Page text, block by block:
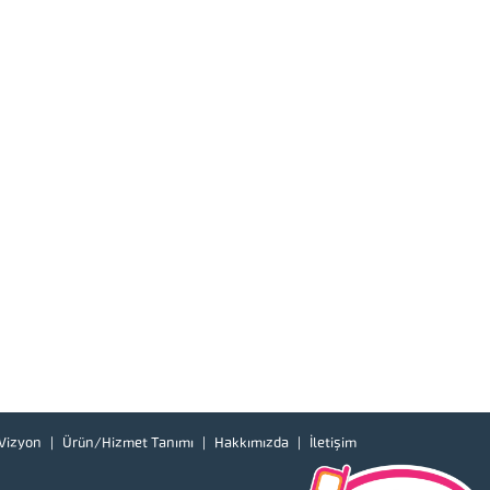
Ürün/Hizmet Tanımı Hakkımızda İletişim